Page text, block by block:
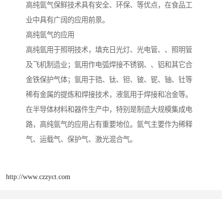
高纯氩气保鲜技术具有安全、环保、等优点，在食品工
业中具有广阔的应用前景。
高纯氩气的应用
高纯氩用于照明技术，填充日光灯、光电管、、照明管
及飞机制造业；氩用作电弧焊接不锈钢、、铝和其它合
金铁保护气体；氩用于锆、钛、钽、铍、铌、铀、钍等
稀有金属的提炼和焊接技术，液氩用于焊接和冶金等。
在半导体材料和器件生产中，特别是制造大规模集成电
路，高纯氩气的应用占有重要地位。氩气主要作为稀释
气、运载气、保护气、激光混合气。
http://www.czzyct.com